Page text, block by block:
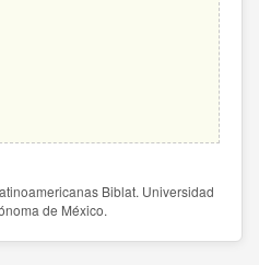
Biblat. Universidad
de México.